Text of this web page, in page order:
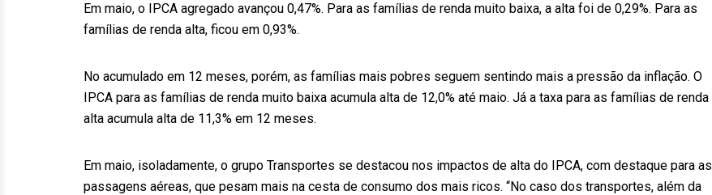
Em maio, o IPCA agregado avançou 0,47%. Para as famílias de renda muito baixa, a alta foi de 0,29%. Para as
famílias de renda alta, ficou em 0,93%.
No acumulado em 12 meses, porém, as famílias mais pobres seguem sentindo mais a pressão da inflação. O
IPCA para as famílias de renda muito baixa acumula alta de 12,0% até maio. Já a taxa para as famílias de renda
alta acumula alta de 11,3% em 12 meses.
Em maio, isoladamente, o grupo Transportes se destacou nos impactos de alta do IPCA, com destaque para as
passagens aéreas, que pesam mais na cesta de consumo dos mais ricos. “No caso dos transportes, além da